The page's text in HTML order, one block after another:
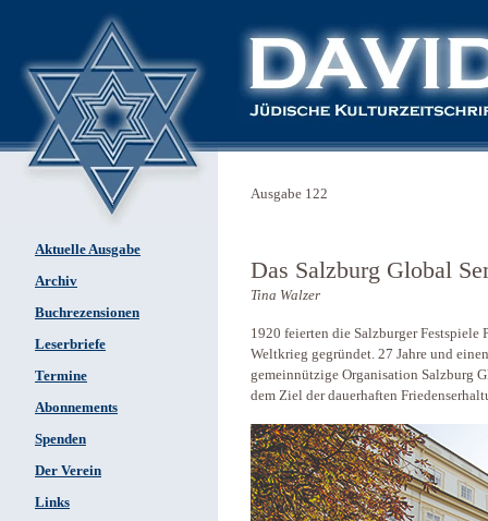
Aktuelle Ausgabe
Archiv
Buchrezensionen
Leserbriefe
Termine
Abonnements
Spenden
Der Verein
Links
Ausgabe 122
Das Salzburg Global
Tina Walzer
1920 feierten die Salzburger Festspiele
Weltkrieg gegründet. 27 Jahre und
gemeinnützige Organisation ­Salzburg
dem Ziel der dauerhaften